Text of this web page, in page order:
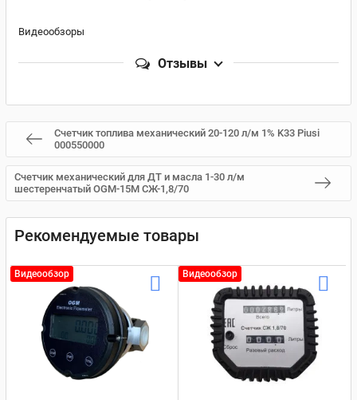
Видеообзоры
Отзывы
Счетчик топлива механический 20-120 л/м 1% K33 Piusi
000550000
Счетчик механический для ДТ и масла 1-30 л/м
шестеренчатый OGM-15M СЖ-1,8/70
Рекомендуемые товары
Видеообзор Видеообзор